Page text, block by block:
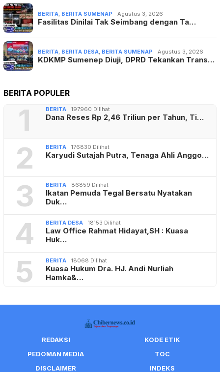
BERITA, BERITA SUMENAP Agustus 3, 2026
Fasilitas Dinilai Tak Seimbang dengan Ta…
BERITA, BERITA DESA, BERITA SUMENAP Agustus 3, 2026
KDKMP Sumenep Diuji, DPRD Tekankan Trans…
BERITA POPULER
1 BERITA 197960 Dilihat
Dana Reses Rp 2,46 Triliun per Tahun, Ti…
2 BERITA 176830 Dilihat
Karyudi Sutajah Putra, Tenaga Ahli Anggo…
3 BERITA 86859 Dilihat
Ikatan Pemuda Tegal Bersatu Nyatakan
Duk…
4 BERITA DESA 18153 Dilihat
Law Office Rahmat Hidayat,SH : Kuasa
Huk…
5 BERITA 18068 Dilihat
Kuasa Hukum Dra. HJ. Andi Nurliah
Hamka&…
REDAKSI
KODE ETIK
PEDOMAN MEDIA
TOC
DISCLAIMER
INDEKS